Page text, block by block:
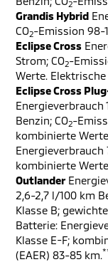
2
Grandis Hybrid
CO2-Emission 98-
Eclipse Cross
Strom; CO2-
Werte. Elektrische
Eclipse Cross
Energieverbrauch
Benzin; CO2-
kombinierte
Energieverbrauch
kombinierte
Outlander
2,6-2,7 l/100 km
Klasse B;
Batterie:
Klasse E-F;
(EAER) 83-85 km.